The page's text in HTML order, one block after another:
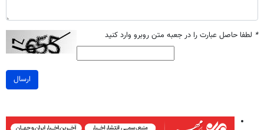
* لطفا حاصل عبارت را در جعبه متن روبرو وارد کنید
ارسال